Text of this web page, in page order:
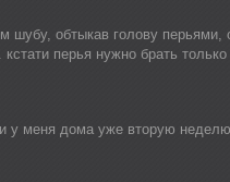
обтыкав голову перьями,
перья нужно брать
у меня дома уже вторую